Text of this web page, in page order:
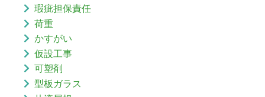
瑕疵担保責任
荷重
かすがい
仮設工事
可塑剤
型板ガラス